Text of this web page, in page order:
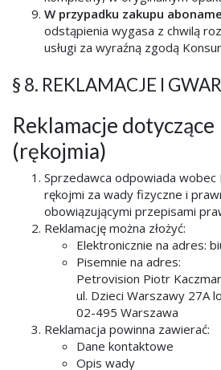
W przypadku zakupu
odstąpienia wygasa z chwilą
usługi za wyraźną zgodą
§ 8. REKLAMACJE I
Reklamacje
(rękojmia)
Sprzedawca odpowiada wobec
rękojmi za wady fizyczne i
obowiązującymi przepisami
Reklamację można złożyć:
Elektronicznie na adres:
Pisemnie na adres:
Petrovision Piotr
ul. Dzieci Warszawy 27A
02-495 Warszawa
Reklamacja powinna zawierać:
Dane kontaktowe
Opis wady